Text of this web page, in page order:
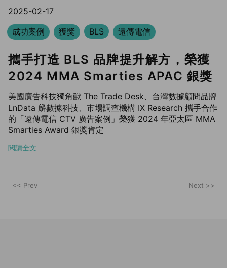
2025-02-17
成功案例
獲獎 BLS 遠傳電信
攜手打造 BLS 品牌提升解方，榮獲
2024 MMA Smarties APAC 銀獎
美國廣告科技獨角獸 The Trade Desk、台灣數據顧問品牌
LnData 麟數據科技、市場調查機構 IX Research 攜手合作
的「遠傳電信 CTV 廣告案例」榮獲 2024 年亞太區 MMA
Smarties Award 銀獎肯定
閱讀全文
<< Prev Next >>